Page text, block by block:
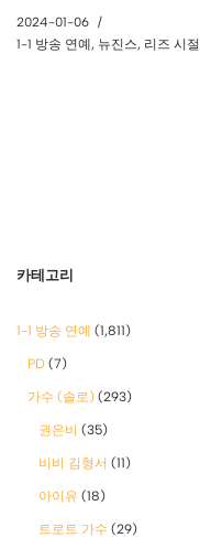
2024-01-06
1-1 방송 연예, 뉴진스, 리즈 시절
카테고리
1-1 방송 연예 (1,811)
PD (7)
가수 (솔로) (293)
권은비 (35)
비비 김형서 (11)
아이유 (18)
트로트 가수 (29)